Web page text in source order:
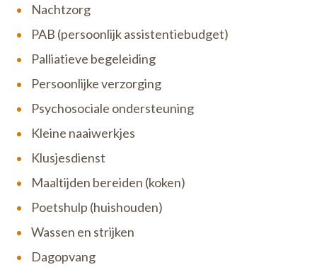
Nachtzorg
PAB (persoonlijk assistentiebudget)
Palliatieve begeleiding
Persoonlijke verzorging
Psychosociale ondersteuning
Kleine naaiwerkjes
Klusjesdienst
Maaltijden bereiden (koken)
Poetshulp (huishouden)
Wassen en strijken
Dagopvang